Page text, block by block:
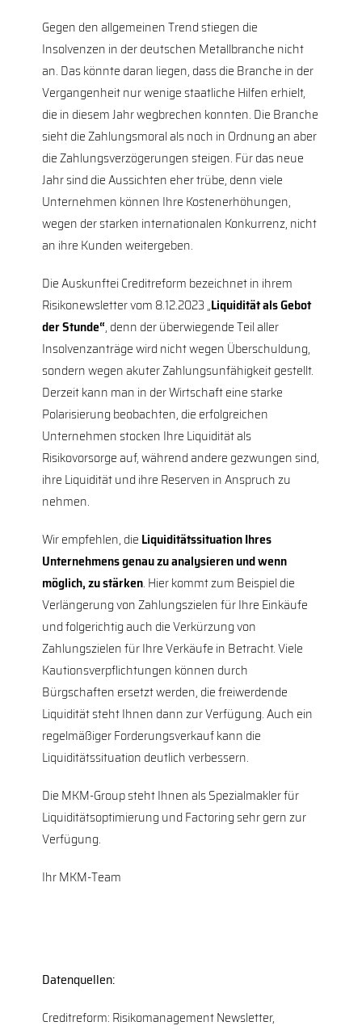
Gegen den allgemeinen Trend stiegen die
Insolvenzen in der deutschen Metallbranche nicht
an. Das könnte daran liegen, dass die Branche in der
Vergangenheit nur wenige staatliche Hilfen erhielt,
die in diesem Jahr wegbrechen konnten. Die Branche
sieht die Zahlungsmoral als noch in Ordnung an aber
die Zahlungsverzögerungen steigen. Für das neue
Jahr sind die Aussichten eher trübe, denn viele
Unternehmen können Ihre Kostenerhöhungen,
wegen der starken internationalen Konkurrenz, nicht
an ihre Kunden weitergeben.
Die Auskunftei Creditreform bezeichnet in ihrem
Risikonewsletter vom 8.12.2023 „Liquidität als Gebot
der Stunde“, denn der überwiegende Teil aller
Insolvenzanträge wird nicht wegen Überschuldung,
sondern wegen akuter Zahlungsunfähigkeit gestellt.
Derzeit kann man in der Wirtschaft eine starke
Polarisierung beobachten, die erfolgreichen
Unternehmen stocken Ihre Liquidität als
Risikovorsorge auf, während andere gezwungen sind,
ihre Liquidität und ihre Reserven in Anspruch zu
nehmen.
Wir empfehlen, die Liquiditätssituation Ihres
Unternehmens genau zu analysieren und wenn
möglich, zu stärken. Hier kommt zum Beispiel die
Verlängerung von Zahlungszielen für Ihre Einkäufe
und folgerichtig auch die Verkürzung von
Zahlungszielen für Ihre Verkäufe in Betracht. Viele
Kautionsverpflichtungen können durch
Bürgschaften ersetzt werden, die freiwerdende
Liquidität steht Ihnen dann zur Verfügung. Auch ein
regelmäßiger Forderungsverkauf kann die
Liquiditätssituation deutlich verbessern.
Die MKM-Group steht Ihnen als Spezialmakler für
Liquiditätsoptimierung und Factoring sehr gern zur
Verfügung.
Ihr MKM-Team
Datenquellen:
Creditreform: Risikomanagement Newsletter,